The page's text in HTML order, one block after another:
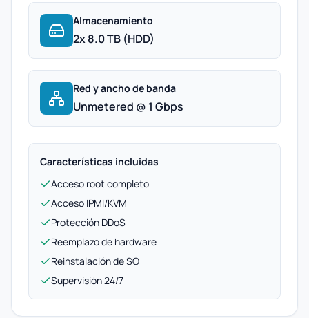
Almacenamiento
2x 8.0 TB (HDD)
Red y ancho de banda
Unmetered @ 1 Gbps
Características incluidas
Acceso root completo
Acceso IPMI/KVM
Protección DDoS
Reemplazo de hardware
Reinstalación de SO
Supervisión 24/7